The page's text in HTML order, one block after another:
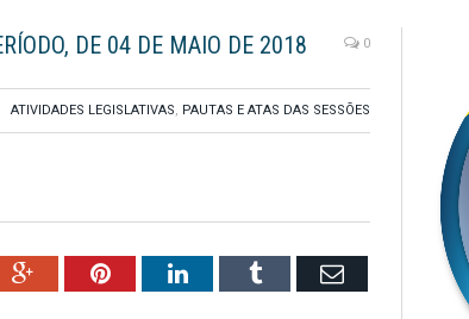
DE 04 DE MAIO DE 2018 0
ATIVIDADES LEGISLATIVAS, PAUTAS E ATAS DAS SESSÕES
Google+PinterestLinkedInTumblr Email